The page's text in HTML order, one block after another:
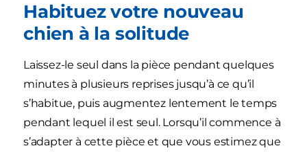
Habituez votre nouveau
chien à la solitude
Laissez-le seul dans la pièce pendant quelques
minutes à plusieurs reprises jusqu’à ce qu’il
s’habitue, puis augmentez lentement le temps
pendant lequel il est seul. Lorsqu’il commence à
s’adapter à cette pièce et que vous estimez que